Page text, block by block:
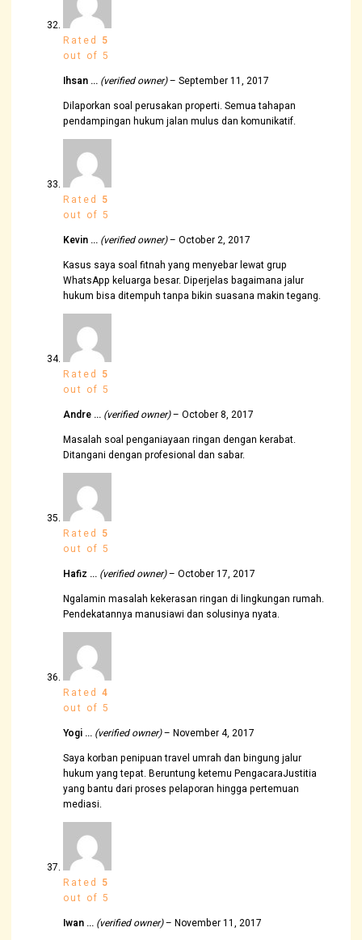
Rated 5
out of 5
Ihsan … (verified owner)– September 11, 2017
Dilaporkan soal perusakan properti. Semua tahapan
pendampingan hukum jalan mulus dan komunikatif.
Rated 5
out of 5
Kevin … (verified owner)– October 2, 2017
Kasus saya soal fitnah yang menyebar lewat grup
WhatsApp keluarga besar. Diperjelas bagaimana jalur
hukum bisa ditempuh tanpa bikin suasana makin tegang.
Rated 5
out of 5
Andre … (verified owner)– October 8, 2017
Masalah soal penganiayaan ringan dengan kerabat.
Ditangani dengan profesional dan sabar.
Rated 5
out of 5
Hafiz … (verified owner)– October 17, 2017
Ngalamin masalah kekerasan ringan di lingkungan rumah.
Pendekatannya manusiawi dan solusinya nyata.
Rated4
out of 5
Yogi … (verified owner)– November 4, 2017
Saya korban penipuan travel umrah dan bingung jalur
hukum yang tepat. Beruntung ketemu PengacaraJustitia
yang bantu dari proses pelaporan hingga pertemuan
mediasi.
Rated 5
out of 5
Iwan … (verified owner)– November 11, 2017